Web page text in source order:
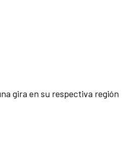
gira en su respectiva región